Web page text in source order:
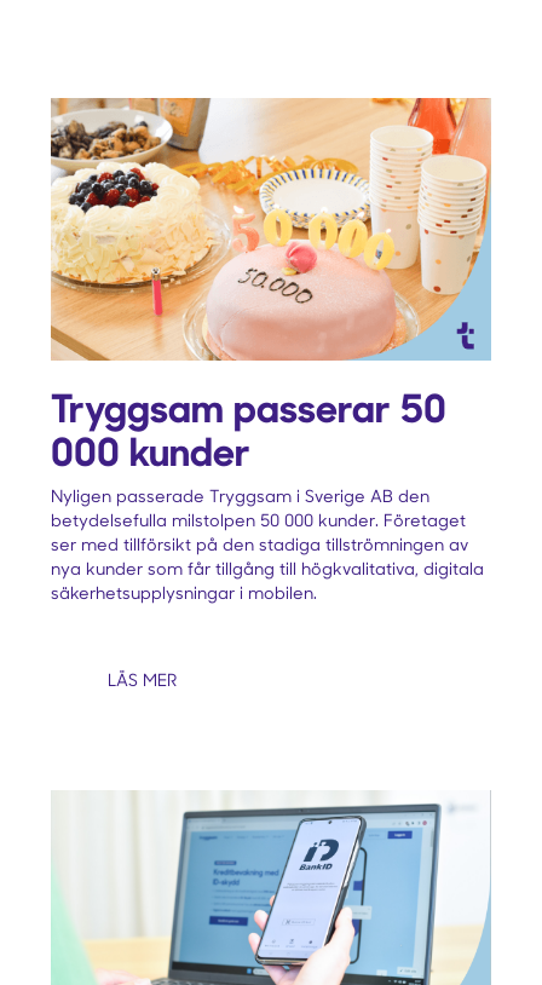
Tryggsam passerar 50
000 kunder
Nyligen passerade Tryggsam i Sverige AB den
betydelsefulla milstolpen 50 000 kunder. Företaget
ser med tillförsikt på den stadiga tillströmningen av
nya kunder som får tillgång till högkvalitativa, digitala
säkerhetsupplysningar i mobilen.
LÄS MER